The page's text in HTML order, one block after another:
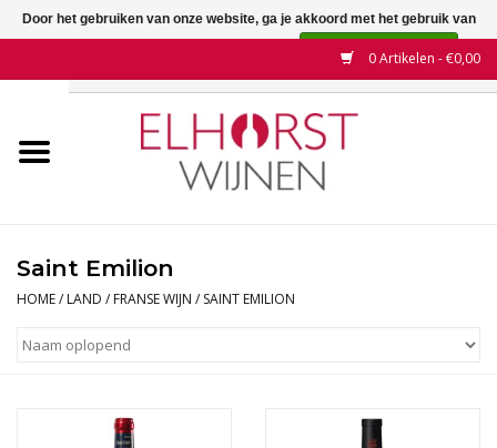
0 Artikelen - €0,00
Wijnen
Wijnhuizen
Druif
Wijnaanbiedingen
Saint Emilion
HOME/ LAND / FRANSE WIJN / SAINT EMILION
Door het gebruiken van onze website, ga je akkoord met het gebruik van